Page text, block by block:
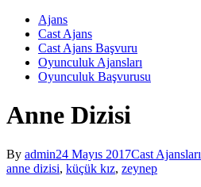
Ajans
Cast Ajans
Cast Ajans Başvuru
Oyunculuk Ajansları
Oyunculuk Başvurusu
Anne Dizisi
By admin24 Mayıs 2017Cast Ajansları
anne dizisi, küçük kız, zeynep